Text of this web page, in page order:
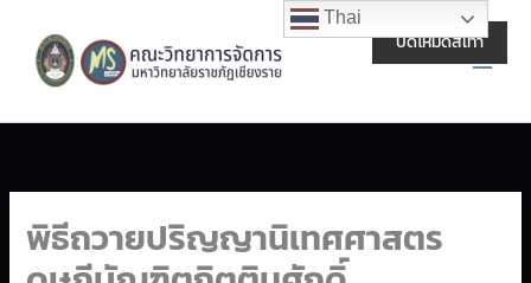
content
Main
พิธีถวายปริญญานิเทศศาสตร
Thai
ปิดโหมดสีเทา